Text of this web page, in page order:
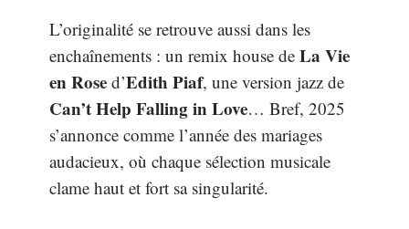
L’originalité se retrouve aussi dans les
enchaînements : un remix house de La Vie
en Rose d’Edith Piaf, une version jazz de
Can’t Help Falling in Love… Bref, 2025
s’annonce comme l’année des mariages
audacieux, où chaque sélection musicale
clame haut et fort sa singularité.